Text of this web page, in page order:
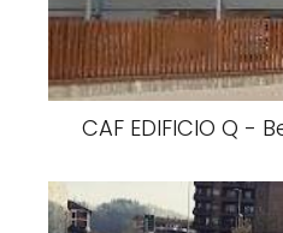
CAF EDIFICIO Q -